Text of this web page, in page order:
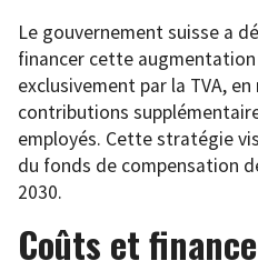
Le gouvernement suisse a
financer cette augmentation
exclusivement par la TVA,
contributions
employés. Cette stratégie
du fonds de compensation
2030.
Coûts et